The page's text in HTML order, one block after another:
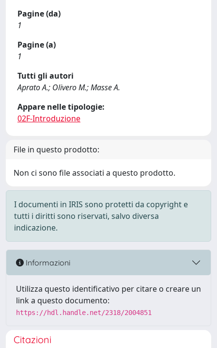
Pagine (da)
1
Pagine (a)
1
Tutti gli autori
Aprato A.; Olivero M.; Masse A.
Appare nelle tipologie:
02F-Introduzione
File in questo prodotto:
Non ci sono file associati a questo prodotto.
I documenti in IRIS sono protetti da copyright e
tutti i diritti sono riservati, salvo diversa
indicazione.
Informazioni
Utilizza questo identificativo per citare o creare un
link a questo documento:
https://hdl.handle.net/2318/2004851
Citazioni